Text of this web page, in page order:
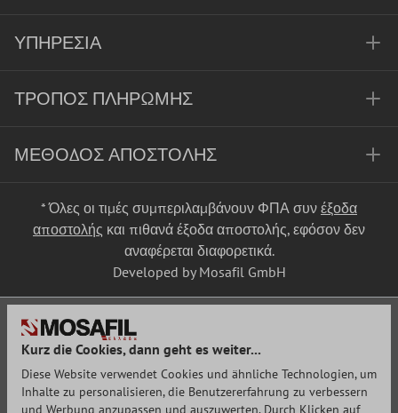
ΥΠΗΡΕΣΊΑ
ΤΡΌΠΟΣ ΠΛΗΡΩΜΉΣ
ΜΈΘΟΔΟΣ ΑΠΟΣΤΟΛΉΣ
* Όλες οι τιμές συμπεριλαμβάνουν ΦΠΑ συν έξοδα
αποστολής και πιθανά έξοδα αποστολής, εφόσον δεν
αναφέρεται διαφορετικά.
Developed by Mosafil GmbH
Kurz die Cookies, dann geht es weiter...
Diese Website verwendet Cookies und ähnliche Technologien, um
Inhalte zu personalisieren, die Benutzererfahrung zu verbessern
und Werbung anzupassen und auszuwerten. Durch Klicken auf